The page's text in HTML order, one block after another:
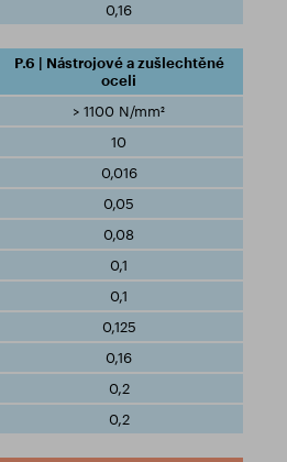
0,16
P.6 | Nástrojové a zušlechtěné
oceli
> 1100 N/mm²
10
0,016
0,05
0,08
0,1
0,1
0,125
0,16
0,2
0,2